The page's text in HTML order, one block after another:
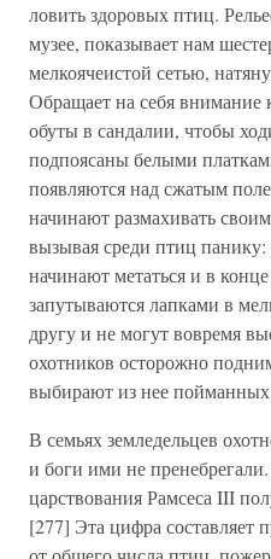
ловить здоровых птиц.
музее, показывает нам
мелкоячеистой сетью,
Обращает на себя
обуты в сандалии, чтобы
подпоясаны белыми
появляются над сжатым
начинают размахивать
вызывая среди птиц панику:
начинают метаться и в
запутываются лапками в
другу и не могут вовремя
охотников осторожно
выбирают из нее
В семьях земледельцев
и боги ими не
царствования Рамсеса III
[277] Эта цифра составляет